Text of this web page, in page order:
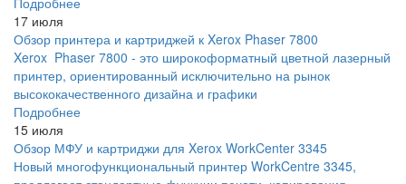
17 июля
Обзор принтера и картриджей к Xerox Phaser 7800
Xerox Phaser 7800 - это широкоформатный цветной лазерный
принтер, ориентированный исключительно на рынок
высококачественного дизайна и графики
Подробнее
15 июля
Обзор МФУ и картриджи для Xerox WorkCenter 3345
Новый многофункциональный принтер WorkCentre 3345,